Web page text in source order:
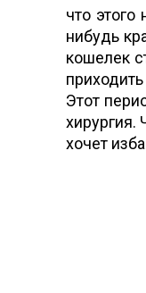
что этого
нибудь
кошелек
Этот
хирургия.
хочет